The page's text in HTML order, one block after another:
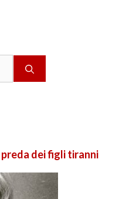
dei figli tiranni